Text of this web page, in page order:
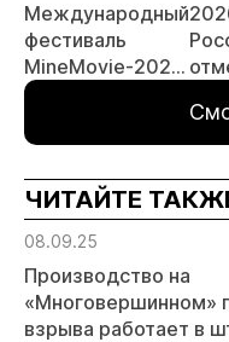
Международный
фестиваль
MineMovie-2026
открыл прием
ЧИТАЙТЕ
08.09.25
Производство на
«Многовершинном»
взрыва работает в